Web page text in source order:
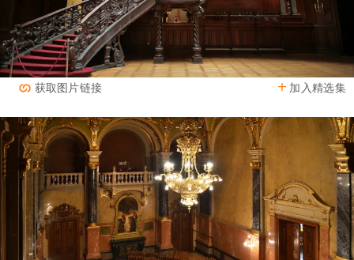
加入精选集
获取图片链接